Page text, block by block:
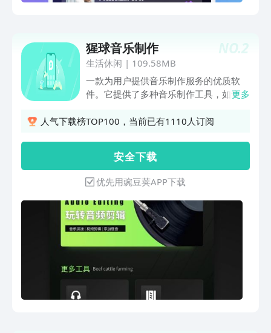
NO.2
猩球音乐制作
生活休闲 | 109.58MB
一款为用户提供音乐制作服务的优质软
件。它提供了多种音乐制作工具，如音乐
机上轻松制作和编辑自己的音乐作品。
更多
人气下载榜TOP100，当前已有1110人订阅
安 全 下 载
优先用豌豆荚APP下载